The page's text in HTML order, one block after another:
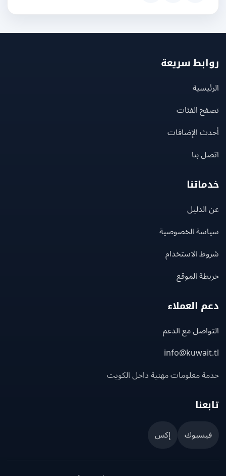
سريعة
الفئات
الإضافات
بنا
الخصوصية
الاستخدام
الموقع
العملاء
مع الدعم
معلومات مهنية داخل الكويت
إكس